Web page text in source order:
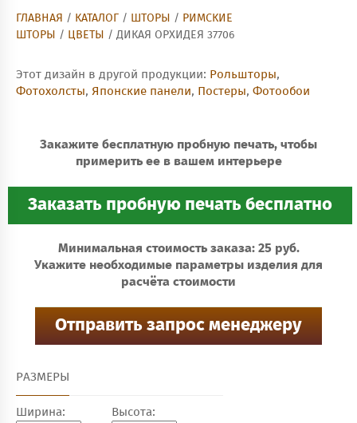
ГЛАВНАЯ / КАТАЛОГ / ШТОРЫ / РИМСКИЕ
ШТОРЫ
/ ЦВЕТЫ / ДИКАЯ ОРХИДЕЯ 37706
Этот дизайн в другой продукции: Рольшторы,
Фотохолсты, Японские панели, Постеры, Фотообои
Закажите бесплатную пробную печать, чтобы
примерить ее в вашем интерьере
Минимальная стоимость заказа: 25 руб.
Укажите необходимые параметры изделия для
расчёта стоимости
РАЗМЕРЫ
Ширина:
Высота: